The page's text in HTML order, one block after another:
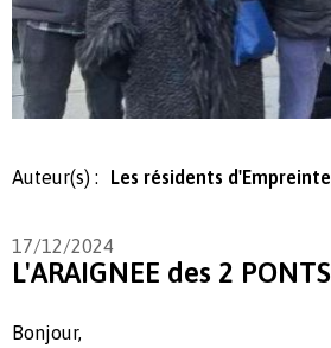
Auteur(s) : Les résidents d'Empreinte
17/12/2024
L'ARAIGNEE des 2 PONTS
Bonjour,